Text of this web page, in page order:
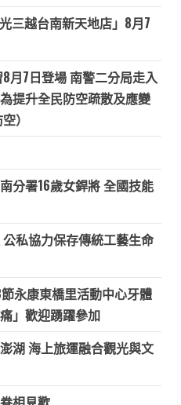
三越台南新天地店」8月7
月7日登場 南警二分局走入
提升全民防空疏散及應變
）
分署16歲女銲將 全國技能
私協力保存傳統工藝生命
永康東橋里活動中心牙體
」歡迎踴躍參加
湖 海上旅運融合觀光與文